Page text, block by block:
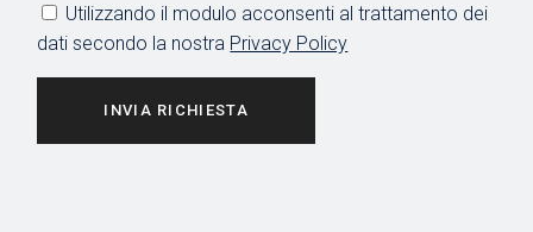
Utilizzando il modulo acconsenti al trattamento dei
dati secondo la nostra Privacy Policy
INVIA RICHIESTA